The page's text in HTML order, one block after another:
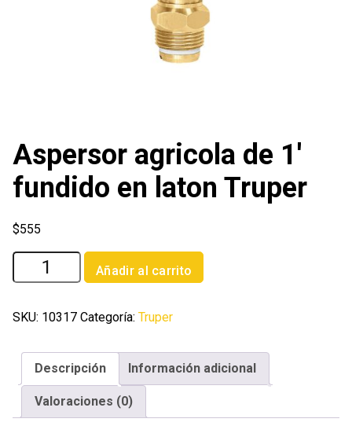
Aspersor agricola de 1′
fundido en laton Truper
$555
Aspersor
agricola
1'
en
laton
Truper
cantidad
Añadir al carrito
SKU: 10317 Categoría: Truper
Descripción Información adicional
Valoraciones (0)